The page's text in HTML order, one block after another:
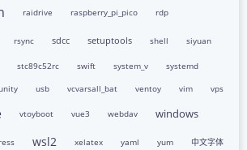
raidrive raspberry_pi_pico rdp
rsync sdcc setuptools shell siyuan
stc89c52rc swift system_v
systemd
usb vcvarsall_bat ventoy vim vps
vtoyboot vue3 webdav
windows
wsl2 xelatex yaml yum 中文字体